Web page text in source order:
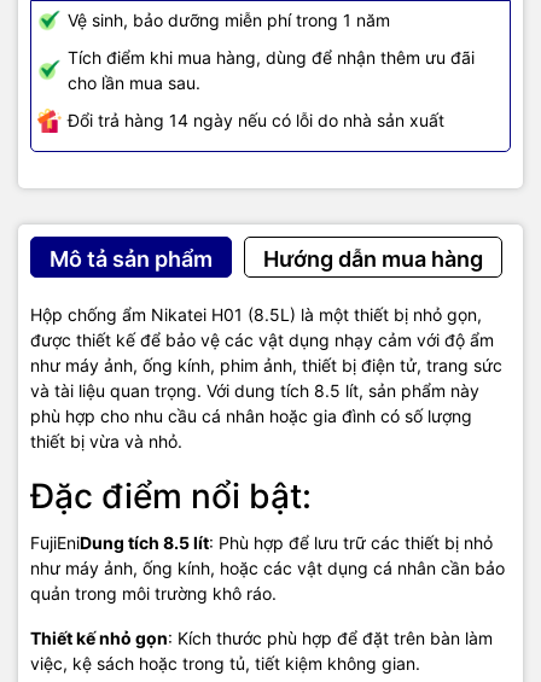
Vệ sinh, bảo dưỡng miễn phí trong 1 năm
Tích điểm khi mua hàng, dùng để nhận thêm ưu đãi
cho lần mua sau.
Đổi trả hàng 14 ngày nếu có lỗi do nhà sản xuất
Mô tả sản phẩm Hướng dẫn mua hàng
Hộp chống ẩm Nikatei H01 (8.5L) là một thiết bị nhỏ gọn,
được thiết kế để bảo vệ các vật dụng nhạy cảm với độ ẩm
như máy ảnh, ống kính, phim ảnh, thiết bị điện tử, trang sức
và tài liệu quan trọng. Với dung tích 8.5 lít, sản phẩm này
phù hợp cho nhu cầu cá nhân hoặc gia đình có số lượng
thiết bị vừa và nhỏ.
Đặc điểm nổi bật:
FujiEniDung tích 8.5 lít: Phù hợp để lưu trữ các thiết bị nhỏ
như máy ảnh, ống kính, hoặc các vật dụng cá nhân cần bảo
quản trong môi trường khô ráo.
Thiết kế nhỏ gọn: Kích thước phù hợp để đặt trên bàn làm
việc, kệ sách hoặc trong tủ, tiết kiệm không gian.